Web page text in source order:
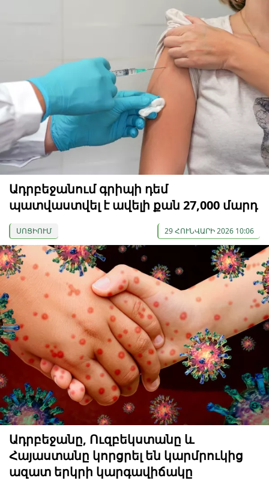
Ադրբեջանում գրիպի դեմ
պատվաստվել է ավելի քան 27,000 մարդ
ՍՈՑԻՈՒՄ 29 ՀՈՒՆՎԱՐԻ 2026 10:06
Ադրբեջանը, Ուզբեկստանը և
Հայաստանը կորցրել են կարմրուկից
ազատ երկրի կարգավիճակը